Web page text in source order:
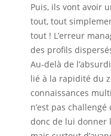
Puis, ils vont avoir
tout, tout
tout ! L’erreur
des profils
Au-delà de
lié à la rapidité du
connaissances
n’est pas
donc de lui donner